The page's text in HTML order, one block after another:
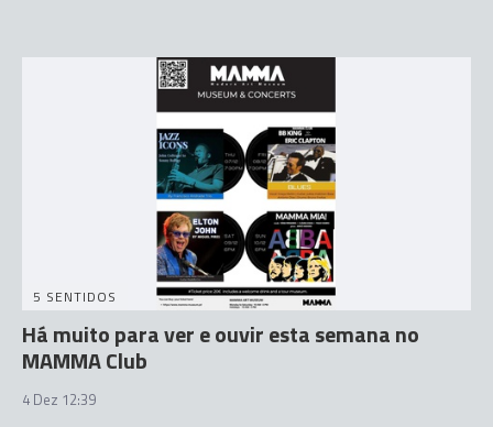
5 SENTIDOS
Há muito para ver e ouvir esta semana no
MAMMA Club
4 Dez 12:39